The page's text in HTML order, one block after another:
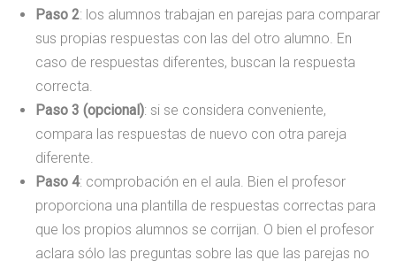
Paso 2: los alumnos trabajan en parejas para comparar
sus propias respuestas con las del otro alumno. En
caso de respuestas diferentes, buscan la respuesta
correcta.
Paso 3 (opcional): si se considera conveniente,
compara las respuestas de nuevo con otra pareja
diferente.
Paso 4: comprobación en el aula. Bien el profesor
proporciona una plantilla de respuestas correctas para
que los propios alumnos se corrijan. O bien el profesor
aclara sólo las preguntas sobre las que las parejas no